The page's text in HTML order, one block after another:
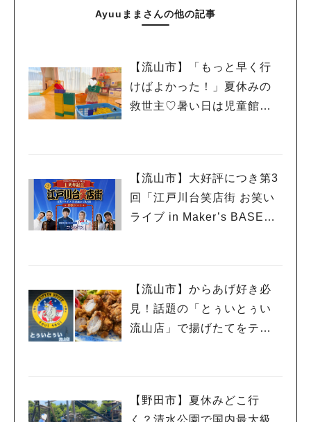
Ayuuままさんの他の記事
【流山市】「もっと早く行
けばよかった！」夏休みの
救世主♡暑い日は児童館へ！
【流山市】大好評につき第3
回「江戸川台笑店街 お笑い
ライブ in Maker’s BASE」
【流山市】からあげ好き必
見！話題の「とぅいとぅい
流山店」で揚げたてをテイ
【野田市】夏休みどこ行
く？清水公園で国内最大級